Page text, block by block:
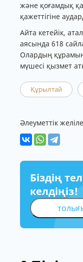
және қоғамдық
қажеттігіне
Айта кетейік,
аясында 618
Олардың
мүшесі қызмет
Құрылтай
Әлеуметтік
Біздің
келдіңіз!